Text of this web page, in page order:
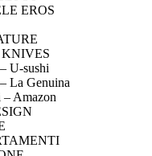
EROS
U-sushi
La Genuina
– Amazon